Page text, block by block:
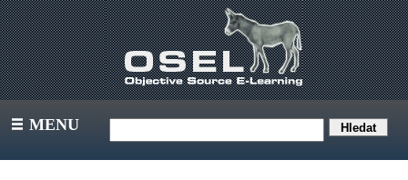
III MENU